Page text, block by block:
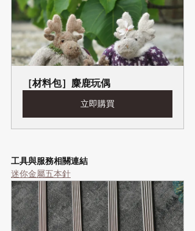
［材料包］麋鹿玩偶
立即購買
工具與服務相關連結
迷你金屬五本針